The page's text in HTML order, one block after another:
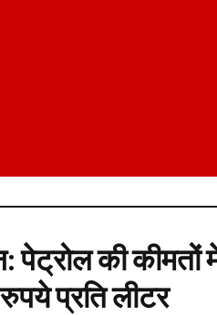
पेट्रोल की कीमतों
प्रति लीटर